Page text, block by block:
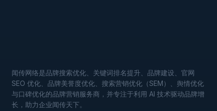
闻传网络是品牌搜索优化、关键词排名提升、品牌建设、官网
SEO 优化、品牌美誉度优化、搜索营销优化（SEM）、舆情优化
与口碑优化的品牌营销服务商，并专注于利用 AI 技术驱动品牌增
长，助力企业闻传天下。